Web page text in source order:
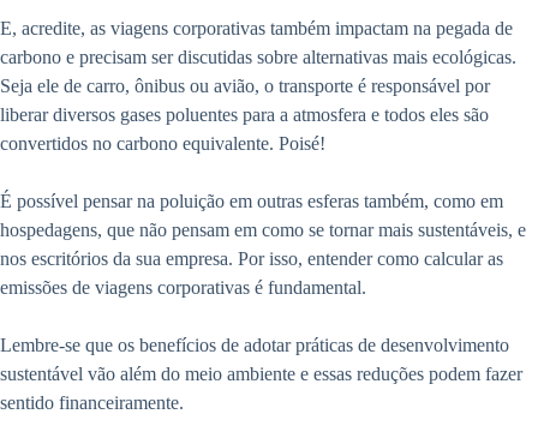
E, acredite, as viagens corporativas também impactam na pegada de
carbono e precisam ser discutidas sobre alternativas mais ecológicas.
Seja ele de carro, ônibus ou avião, o transporte é responsável por
liberar diversos gases poluentes para a atmosfera e todos eles são
convertidos no carbono equivalente. Poisé!
É possível pensar na poluição em outras esferas também, como em
hospedagens, que não pensam em como se tornar mais sustentáveis, e
nos escritórios da sua empresa. Por isso, entender como calcular as
emissões de viagens corporativas é fundamental.
Lembre-se que os benefícios de adotar práticas de desenvolvimento
sustentável vão além do meio ambiente e essas reduções podem fazer
sentido financeiramente.